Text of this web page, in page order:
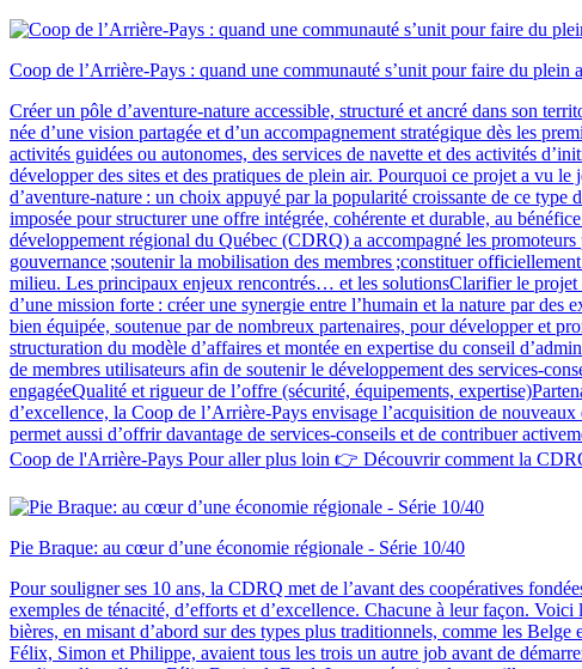
Coop de l’Arrière-Pays : quand une communauté s’unit pour faire du plein
Créer un pôle d’aventure-nature accessible, structuré et ancré dans son
née d’une vision partagée et d’un accompagnement stratégique dès les
activités guidées ou autonomes, des services de navette et des activités
développer des sites et des pratiques de plein air. Pourquoi ce projet a vu
d’aventure‑nature : un choix appuyé par la popularité croissante de ce
imposée pour structurer une offre intégrée, cohérente et durable, au
développement régional du Québec (CDRQ) a accompagné les
gouvernance ;soutenir la mobilisation des membres ;constituer
milieu. Les principaux enjeux rencontrés… et les solutionsClarifier le projet
d’une mission forte : créer une synergie entre l’humain et la nature par
bien équipée, soutenue par de nombreux partenaires, pour développer et
structuration du modèle d’affaires et montée en expertise du conseil
de membres utilisateurs afin de soutenir le développement des
engagéeQualité et rigueur de l’offre (sécurité, équipements,
d’excellence, la Coop de l’Arrière-Pays envisage l’acquisition de
permet aussi d’offrir davantage de services‑conseils et de contribuer
Coop de l'Arrière-Pays Pour aller plus loin 👉 Découvrir comment la
Pie Braque: au cœur d’une économie régionale - Série 10/40
Pour souligner ses 10 ans, la CDRQ met de l’avant des coopératives
exemples de ténacité, d’efforts et d’excellence. Chacune à leur façon.
bières, en misant d’abord sur des types plus traditionnels, comme les
Félix, Simon et Philippe, avaient tous les trois un autre job avant de